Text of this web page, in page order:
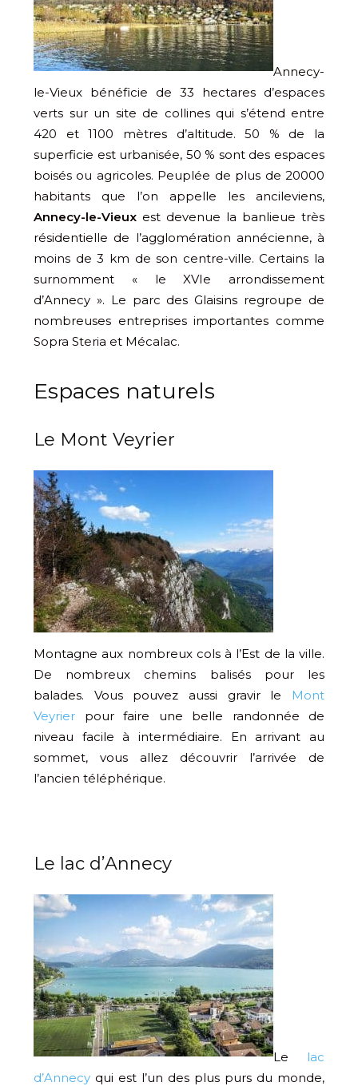
Annecy-
le-Vieux bénéficie de 33 hectares d’espaces
verts sur un site de collines qui s’étend entre
420 et 1100 mètres d’altitude. 50 % de la
superficie est urbanisée, 50 % sont des espaces
boisés ou agricoles. Peuplée de plus de 20000
habitants que l’on appelle les ancileviens,
Annecy-le-Vieux est devenue la banlieue très
résidentielle de l’agglomération annécienne, à
moins de 3 km de son centre-ville. Certains la
surnomment « le XVIe arrondissement
d’Annecy ». Le parc des Glaisins regroupe de
nombreuses entreprises importantes comme
Sopra Steria et Mécalac.
Espaces naturels
Le Mont Veyrier
Montagne aux nombreux cols à l’Est de la ville.
De nombreux chemins balisés pour les
balades. Vous pouvez aussi gravir le
Mont
Veyrier pour faire une belle randonnée de
niveau facile à intermédiaire. En arrivant au
sommet, vous allez découvrir l’arrivée de
l’ancien téléphérique.
Le lac d’Annecy
Le
lac
d’Annecy qui est l’un des plus purs du monde,